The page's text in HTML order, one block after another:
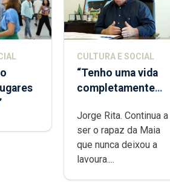
CULTURA E SOCIAL
“Tenho uma vida
completamente
dedicação, gosto e
muita paixão”
Jorge Rita. Continua a
ser o rapaz da Maia
que nunca deixou a
lavoura....